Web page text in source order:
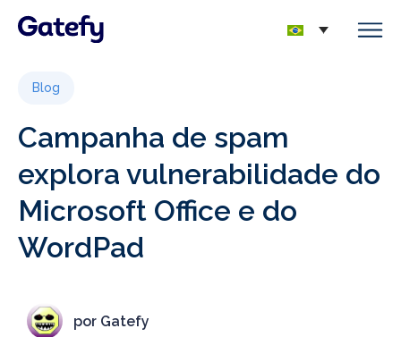
Blog
Campanha de spam
explora vulnerabilidade do
Microsoft Office e do
WordPad
por Gatefy